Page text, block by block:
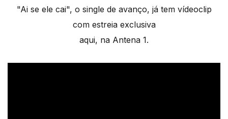
"Ai se ele cai", o single de avanço, já tem vídeoclip
com estreia exclusiva
aqui, na Antena 1.